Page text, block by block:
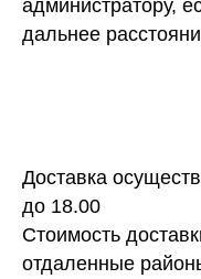
администратору,
дальнее
Доставка
до 18.00
Стоимость
отдаленные